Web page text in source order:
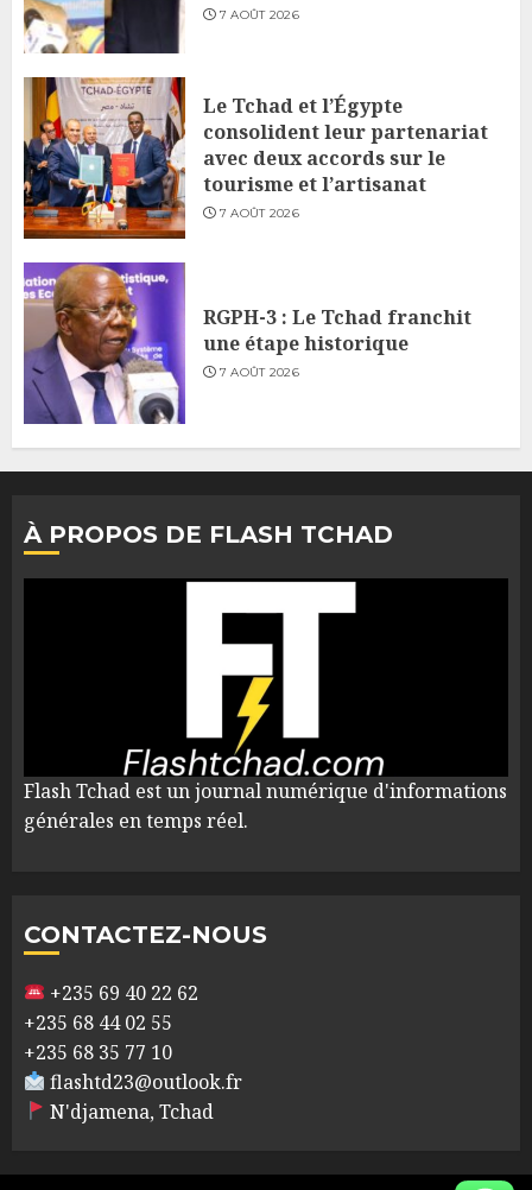
7 AOÛT 2026
Le Tchad et l’Égypte
consolident leur partenariat
avec deux accords sur le
tourisme et l’artisanat
7 AOÛT 2026
RGPH-3 : Le Tchad franchit
une étape historique
7 AOÛT 2026
À PROPOS DE FLASH TCHAD
Flash Tchad est un journal numérique d'informations
générales en temps réel.
CONTACTEZ-NOUS
+235 69 40 22 62
+235 68 44 02 55
+235 68 35 77 10
flashtd23@outlook.fr
N'djamena, Tchad